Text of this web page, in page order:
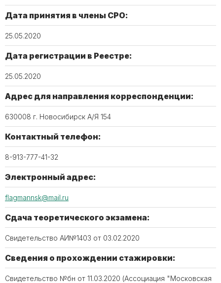
Дата принятия в члены СРО:
25.05.2020
Дата регистрации в Реестре:
25.05.2020
Адрес для направления корреспонденции:
630008 г. Новосибирск А/Я 154
Контактный телефон:
8-913-777-41-32
Электронный адрес:
flagmannsk@mail.ru
Сдача теоретического экзамена:
Свидетельство АИ№1403 от 03.02.2020
Сведения о прохождении стажировки:
Свидетельство №бн от 11.03.2020 (Ассоциация "Московская